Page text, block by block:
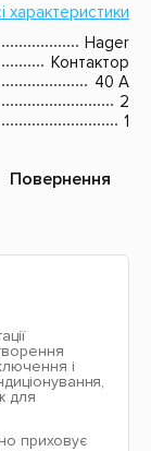
характеристики
Hager
Контактор
40 A
2
1
Повернення
і
для
приховує